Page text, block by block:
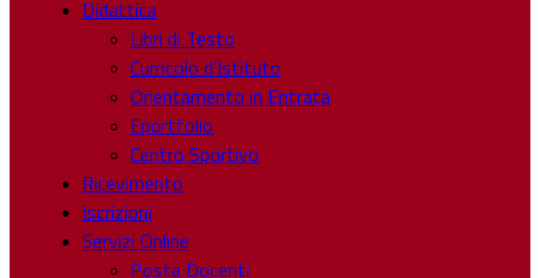
Didattica
Libri di Testo
Curricolo d’Istituto
Orientamento in Entrata
Eportfolio
Centro Sportivo
Ricevimento
Iscrizioni
Servizi Online
Posta Docenti